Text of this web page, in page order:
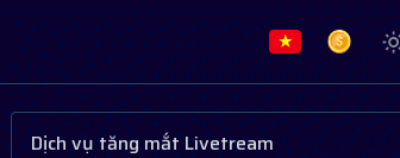
Dịch vụ tăng mắt Livetream